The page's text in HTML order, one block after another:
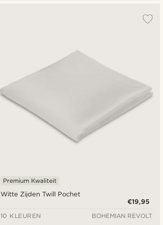
Witte Zijden Twill Pochet
Premium Kwaliteit
€19,95
10 KLEUREN
BOHEMIAN REVOLT